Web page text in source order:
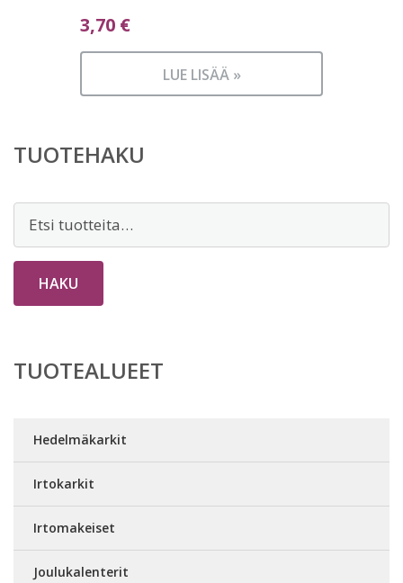
3,70 €
LUE LISÄÄ »
TUOTEHAKU
Etsi:
HAKU
TUOTEALUEET
Hedelmäkarkit
Irtokarkit
Irtomakeiset
Joulukalenterit